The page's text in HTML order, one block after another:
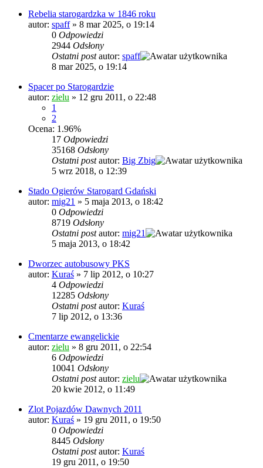
Rebelia starogardzka w 1846 roku
autor: spaff» 8 mar 2025, o 19:14
0 Odpowiedzi
2944 Odsłony
Ostatni postautor: spaff
8 mar 2025, o 19:14
Spacer po Starogardzie
autor: zielu » 12 gru 2011, o 22:48
1
2
Ocena: 1.96%
17 Odpowiedzi
35168 Odsłony
Ostatni postautor: Big Zbig
5 wrz 2018, o 12:39
Stado Ogierów Starogard Gdański
autor: mig21 » 5 maja 2013, o 18:42
0 Odpowiedzi
8719 Odsłony
Ostatni postautor: mig21
5 maja 2013, o 18:42
Dworzec autobusowy PKS
autor: Kuraś » 7 lip 2012, o 10:27
4 Odpowiedzi
12285 Odsłony
Ostatni postautor: Kuraś
7 lip 2012, o 13:36
Cmentarze ewangelickie
autor: zielu » 8 gru 2011, o 22:54
6 Odpowiedzi
10041 Odsłony
Ostatni postautor: zielu
20 kwie 2012, o 11:49
Zlot Pojazdów Dawnych 2011
autor: Kuraś » 19 gru 2011, o 19:50
0 Odpowiedzi
8445 Odsłony
Ostatni postautor: Kuraś
19 gru 2011, o 19:50